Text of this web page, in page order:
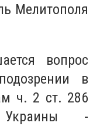
Мелитополя
вопрос
в
ч. 2 ст. 286
Украины -